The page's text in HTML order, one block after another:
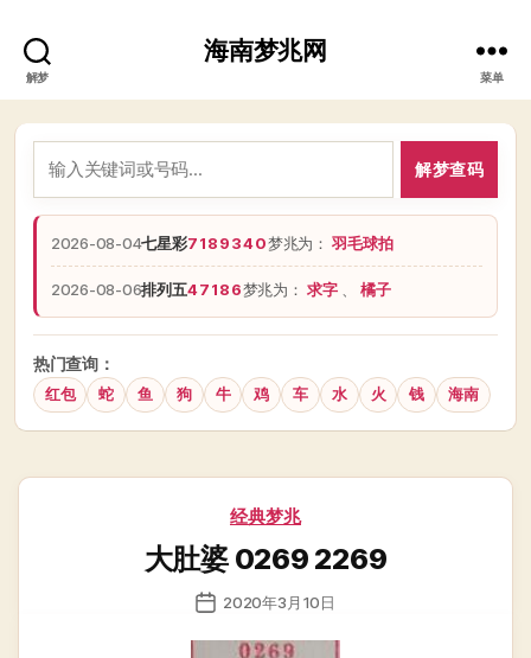
解梦
海南梦兆网
菜单
解梦查码
2026-08-04七星彩7189340梦兆为：羽毛球拍
2026-08-06排列五47186梦兆为：求字 橘子
热门查询：
红包 蛇 鱼 狗 牛 鸡 车 水 火 钱 海南
分
经典梦兆
大肚婆 0269 2269
发
日
2020年3月10日